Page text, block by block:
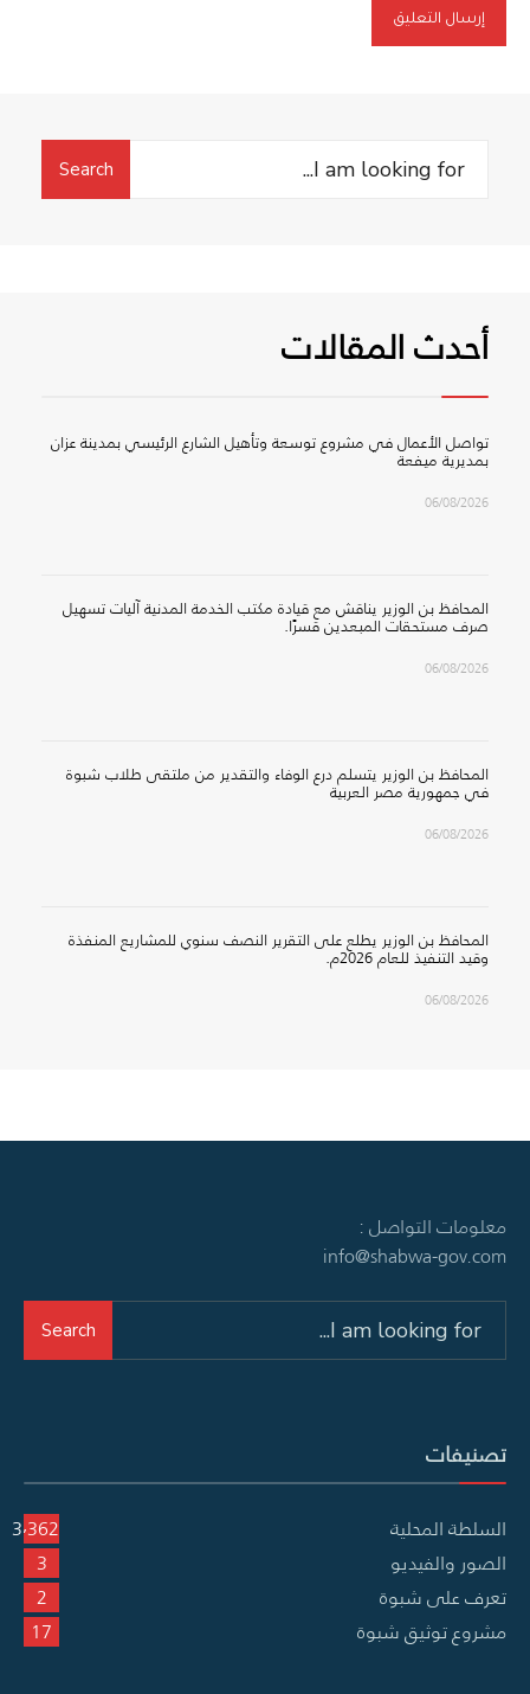
Search
Search
أحدث المقالات
تواصل الأعمال في مشروع توسعة وتأهيل الشارع الرئيسي بمدينة عزان
بمديرية ميفعة
06/08/2026
المحافظ بن الوزير يناقش مع قيادة مكتب الخدمة المدنية آليات تسهيل
صرف مستحقات المبعدين قسرًا.
06/08/2026
المحافظ بن الوزير يتسلم درع الوفاء والتقدير من ملتقى طلاب شبوة
في جمهورية مصر العربية
06/08/2026
المحافظ بن الوزير يطلع على التقرير النصف سنوي للمشاريع المنفذة
وقيد التنفيذ للعام 2026م.
06/08/2026
معلومات التواصل :
info@shabwa-gov.com
Search
تصنيفات
السلطة المحلية
3٬362
الصور والفيديو
3
تعرف على شبوة
2
مشروع توثيق شبوة
17